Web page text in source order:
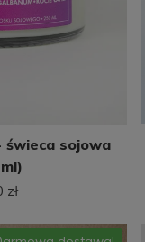
świeca sojowa
zł